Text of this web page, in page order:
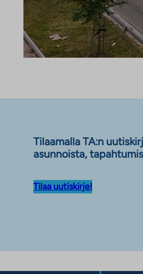
Tilaamalla TA:n
asunnoista,
Tilaa uutiskirje!